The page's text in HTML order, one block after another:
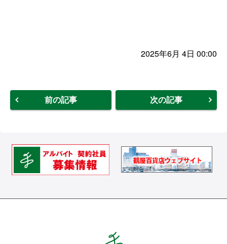
2025年6月 4日 00:00
前の記事 次の記事